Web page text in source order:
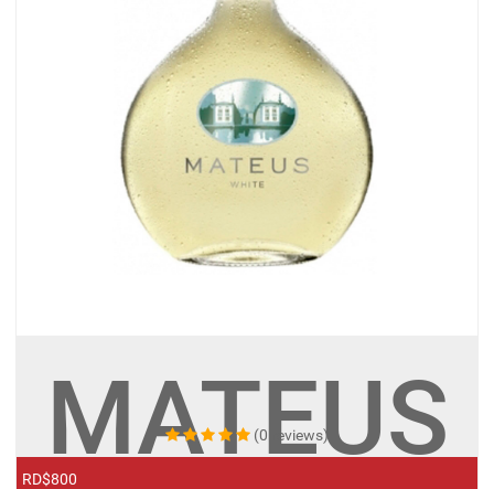
MATEUS
(0 reviews)
RD$800